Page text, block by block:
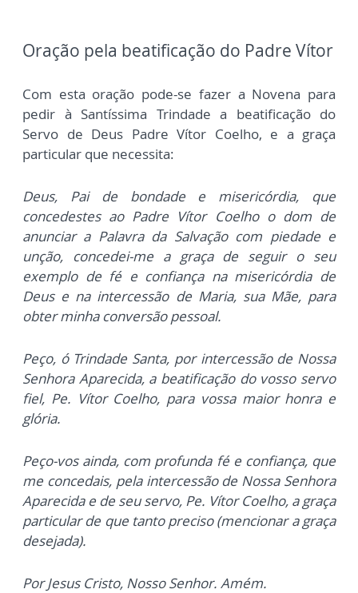
Oração pela beatificação do Padre Vítor
Com esta oração pode-se fazer a Novena para
pedir à Santíssima Trindade a beatificação do
Servo de Deus Padre Vítor Coelho, e a graça
particular que necessita:
Deus, Pai de bondade e misericórdia, que
concedestes ao Padre Vítor Coelho o dom de
anunciar a Palavra da Salvação com piedade e
unção, concedei-me a graça de seguir o seu
exemplo de fé e confiança na misericórdia de
Deus e na intercessão de Maria, sua Mãe, para
obter minha conversão pessoal.
Peço, ó Trindade Santa, por intercessão de Nossa
Senhora Aparecida, a beatificação do vosso servo
fiel, Pe. Vítor Coelho, para vossa maior honra e
glória.
Peço-vos ainda, com profunda fé e confiança, que
me concedais, pela intercessão de Nossa Senhora
Aparecida e de seu servo, Pe. Vítor Coelho, a graça
particular de que tanto preciso (mencionar a graça
desejada).
Por Jesus Cristo, Nosso Senhor. Amém.